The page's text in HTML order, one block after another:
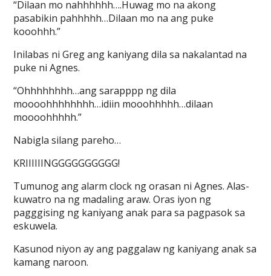
“Dilaan mo nahhhhhh….Huwag mo na akong
pasabikin pahhhhh…Dilaan mo na ang puke
kooohhh.”
Inilabas ni Greg ang kaniyang dila sa nakalantad na
puke ni Agnes.
“Ohhhhhhhh…ang sarapppp ng dila
moooohhhhhhhh…idiin mooohhhhh…dilaan
moooohhhhh.”
Nabigla silang pareho…
KRIIIIIINGGGGGGGGGG!
Tumunog ang alarm clock ng orasan ni Agnes. Alas-
kuwatro na ng madaling araw. Oras iyon ng
pagggising ng kaniyang anak para sa pagpasok sa
eskuwela.
Kasunod niyon ay ang paggalaw ng kaniyang anak sa
kamang naroon.